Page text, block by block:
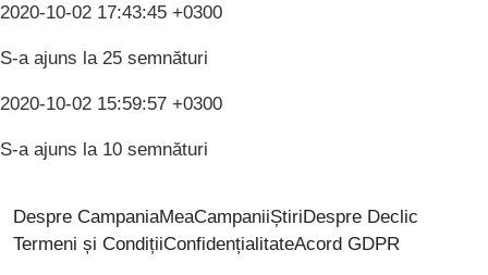
2020-10-02 17:43:45 +0300
S-a ajuns la 25 semnături
2020-10-02 15:59:57 +0300
S-a ajuns la 10 semnături
Despre CampaniaMeaCampaniiȘtiriDespre Declic
Termeni și CondițiiConfidențialitateAcord GDPR